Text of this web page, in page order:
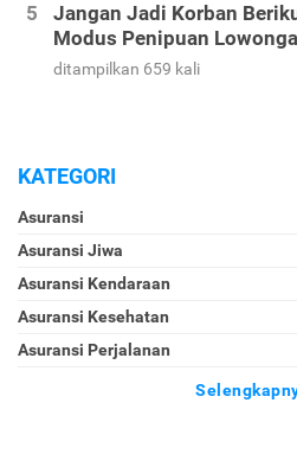
Jangan Jadi Korban
Modus Penipuan
ditampilkan 659 kali
KATEGORI
Asuransi
Asuransi Jiwa
Asuransi Kendaraan
Asuransi Kesehatan
Asuransi Perjalanan